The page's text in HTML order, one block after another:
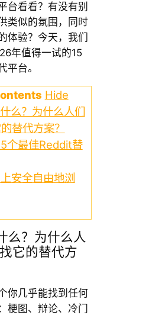
台看看？有没有别
类似的氛围，同时
体验？今天，我们
年值得一试的15
平台。
Hide
么？为什么人们
替代方案？
个最佳Reddit替
安全自由地浏
么？为什么人
它的替代方
你几乎能找到任何
梗图、辩论、冷门